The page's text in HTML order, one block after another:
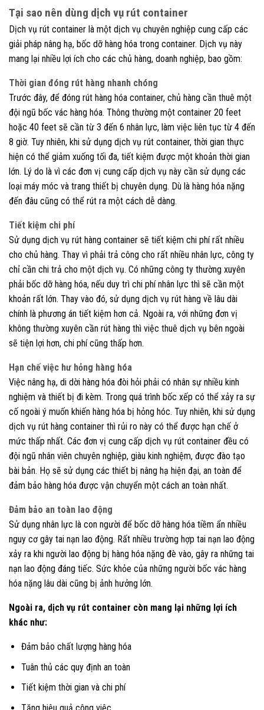
Tại sao nên dùng dịch vụ rút container
Dịch vụ rút container là một dịch vụ chuyên nghiệp cung cấp các
giải pháp nâng hạ, bốc dỡ hàng hóa trong container. Dịch vụ này
mang lại nhiều lợi ích cho các chủ hàng, doanh nghiệp, bao gồm:
Thời gian đóng rút hàng nhanh chóng
Trước đây, để đóng rút hàng hóa container, chủ hàng cần thuê một
đội ngũ bốc vác hàng hóa. Thông thường một container 20 feet
hoặc 40 feet sẽ cần từ 3 đến 6 nhân lực, làm việc liên tục từ 4 đến
8 giờ. Tuy nhiên, khi sử dụng dịch vụ rút container, thời gian thực
hiện có thể giảm xuống tối đa, tiết kiệm được một khoản thời gian
lớn. Lý do là vì các đơn vị cung cấp dịch vụ này cần sử dụng các
loại máy móc và trang thiết bị chuyên dụng. Dù là hàng hóa nặng
đến đâu cũng có thể rút ra một cách dễ dàng.
Tiết kiệm chi phí
Sử dụng dịch vụ rút hàng container sẽ tiết kiệm chi phí rất nhiều
cho chủ hàng. Thay vì phải trả công cho rất nhiều nhân lực, công ty
chỉ cần chi trả cho một dịch vụ. Có những công ty thường xuyên
phải bốc dỡ hàng hóa, nếu duy trì chi phí nhân lực thì sẽ cần một
khoản rất lớn. Thay vào đó, sử dụng dịch vụ rút hàng về lâu dài
chính là phương án tiết kiệm hơn cả. Ngoài ra, với những đơn vị
không thường xuyên cần rút hàng thì việc thuê dịch vụ bên ngoài
sẽ tiện lợi hơn, chi phí cũng thấp hơn.
Hạn chế việc hư hỏng hàng hóa
Việc nâng hạ, di dời hàng hóa đòi hỏi phải có nhân sự nhiều kinh
nghiệm và thiết bị đi kèm. Trong quá trình bốc xếp có thể xảy ra sự
cố ngoài ý muốn khiến hàng hóa bị hỏng hóc. Tuy nhiên, khi sử dụng
dịch vụ rút hàng container thì rủi ro này có thể được hạn chế ở
mức thấp nhất. Các đơn vị cung cấp dịch vụ rút container đều có
đội ngũ nhân viên chuyên nghiệp, giàu kinh nghiệm, được đào tạo
bài bản. Họ sẽ sử dụng các thiết bị nâng hạ hiện đại, an toàn để
đảm bảo hàng hóa được vận chuyển một cách an toàn nhất.
Đảm bảo an toàn lao động
Sử dụng nhân lực là con người để bốc dỡ hàng hóa tiềm ẩn nhiều
nguy cơ gây tai nạn lao động. Rất nhiều trường hợp tai nạn lao động
xảy ra khi người lao động bị hàng hóa nặng đè vào, gây ra những tai
nạn lao động đáng tiếc. Sức khỏe của những người bốc vác hàng
hóa nặng lâu dài cũng bị ảnh hưởng lớn.
Ngoài ra, dịch vụ rút container còn mang lại những lợi ích
khác như:
Đảm bảo chất lượng hàng hóa
Tuân thủ các quy định an toàn
Tiết kiệm thời gian và chi phí